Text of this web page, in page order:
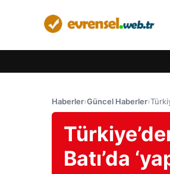
Haberler›Güncel Haberler›
Batı’da